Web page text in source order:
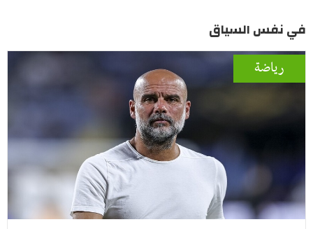
في نفس السياق
رياضة